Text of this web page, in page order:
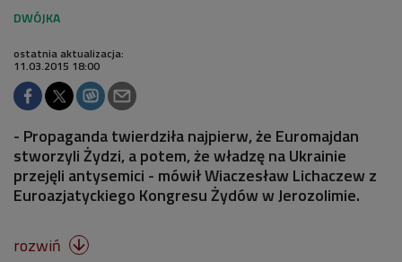
ostatnia aktualizacja:
11.03.2015 18:00
- Propaganda twierdziła najpierw, że Euromajdan
stworzyli Żydzi, a potem, że władzę na Ukrainie
przejęli antysemici - mówił Wiaczesław Lichaczew z
Euroazjatyckiego Kongresu Żydów w Jerozolimie.
rozwiń 